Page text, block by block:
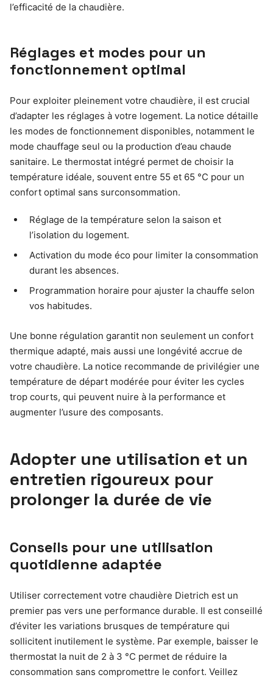
l’efficacité de la chaudière.
Réglages et modes pour un
fonctionnement optimal
Pour exploiter pleinement votre chaudière, il est crucial
d’adapter les réglages à votre logement. La notice détaille
les modes de fonctionnement disponibles, notamment le
mode chauffage seul ou la production d’eau chaude
sanitaire. Le thermostat intégré permet de choisir la
température idéale, souvent entre 55 et 65 °C pour un
confort optimal sans surconsommation.
Réglage de la température selon la saison et
l’isolation du logement.
Activation du mode éco pour limiter la consommation
durant les absences.
Programmation horaire pour ajuster la chauffe selon
vos habitudes.
Une bonne régulation garantit non seulement un confort
thermique adapté, mais aussi une longévité accrue de
votre chaudière. La notice recommande de privilégier une
température de départ modérée pour éviter les cycles
trop courts, qui peuvent nuire à la performance et
augmenter l’usure des composants.
Adopter une utilisation et un
entretien rigoureux pour
prolonger la durée de vie
Conseils pour une utilisation
quotidienne adaptée
Utiliser correctement votre chaudière Dietrich est un
premier pas vers une performance durable. Il est conseillé
d’éviter les variations brusques de température qui
sollicitent inutilement le système. Par exemple, baisser le
thermostat la nuit de 2 à 3 °C permet de réduire la
consommation sans compromettre le confort. Veillez